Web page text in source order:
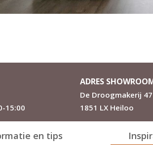
15:00
ADRES
De Droogmakerij 47
1851 LX Heiloo
en tips